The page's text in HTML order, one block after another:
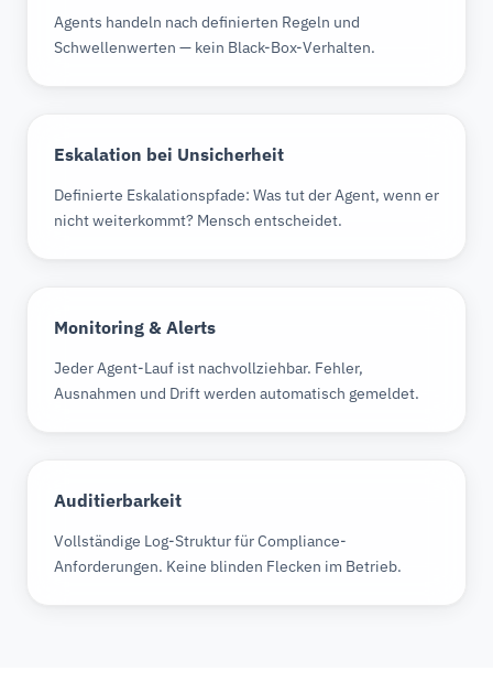
Agents handeln nach definierten Regeln und
Schwellenwerten — kein Black-Box-Verhalten.
Eskalation bei Unsicherheit
Definierte Eskalationspfade: Was tut der Agent, wenn er
nicht weiterkommt? Mensch entscheidet.
Monitoring & Alerts
Jeder Agent-Lauf ist nachvollziehbar. Fehler,
Ausnahmen und Drift werden automatisch gemeldet.
Auditierbarkeit
Vollständige Log-Struktur für Compliance-
Anforderungen. Keine blinden Flecken im Betrieb.